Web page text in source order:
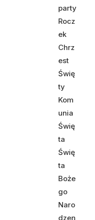
party
Rocz
ek
Chrz
est
Świę
ty
Kom
unia
Świę
ta
Świę
ta
Boże
go
Naro
dzen